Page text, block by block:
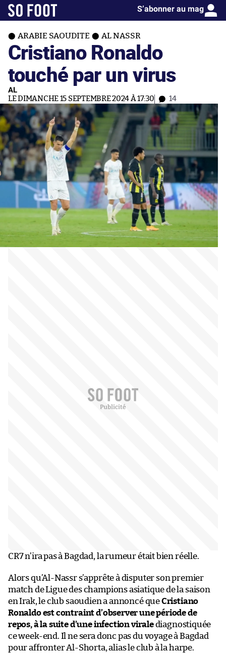
S’abonner au mag
ARABIE SAOUDITE AL NASSR
Cristiano Ronaldo
touché par un virus
AL
LE DIMANCHE 15 SEPTEMBRE 2024 À 17:30 14
CR7 n’ira pas à Bagdad, la rumeur était bien réelle.
Alors qu’Al-Nassr s’apprête à disputer son premier
match de Ligue des champions asiatique de la saison
en Irak, le club saoudien a annoncé queCristiano
Ronaldo est contraint d’observer une période de
repos, à la suite d’une infection viralediagnostiquée
ce week-end. Il ne sera donc pas du voyage à Bagdad
pour affronter Al-Shorta, alias le club à la harpe.